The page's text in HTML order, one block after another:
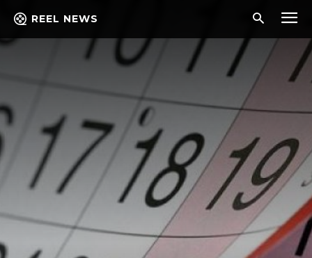
REEL NEWS